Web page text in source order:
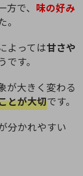
で、 味の好み
よっては甘さや
す。
が大きく変わる
とが大切です。
分かれやすい